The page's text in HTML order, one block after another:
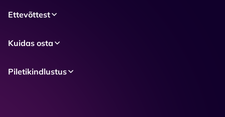
Ettevõttest
Kuidas osta
Piletikindlustus